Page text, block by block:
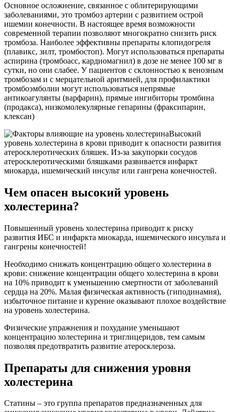
Основное осложнение, связанное с облитерирующими
заболеваниями, это тромбоз артерии с развитием острой
ишемии конечности. В настоящее время возможности
современной терапии позволяют многократно снизить риск
тромбоза. Наиболее эффективны препараты клопидогреля
(плавикс, зилт, тромбостоп). Могут использоваться препараты
аспирина (тромбоасс, кардиомагнил) в дозе не менее 100 мг в
сутки, но они слабее. У пациентов с склонностью к венозным
тромбозам и с мерцательной аритмией, для профилактики
тромбоэмболии могут использоваться непрямые
антикоагулянты (варфарин), прямые ингибиторы тромбина
(продакса), низкомолекулярные гепарины (фраксипарин,
клексан)
Высокий
уровень холестерина в крови приводит к опасности развития
атеросклеротических бляшек. Из-за закупорки сосудов
атеросклеротическими бляшками развивается инфаркт
миокарда, ишемический инсульт или гангрена конечностей.
Чем опасен высокий уровень
холестерина?
Повышенный уровень холестерина приводит к риску
развития ИБС и инфаркта миокарда, ишемического инсульта и
гангрены конечностей!
Необходимо снижать концентрацию общего холестерина в
крови: снижение концентрации общего холестерина в крови
на 10% приводит к уменьшению смертности от заболеваний
сердца на 20%. Малая физическая активность (гиподинамия),
избыточное питание и курение оказывают плохое воздействие
на уровень холестерина.
Физические упражнения и похудание уменьшают
концентрацию холестерина и триглицеридов, тем самым
позволяя предотвратить развитие атеросклероза.
Препараты для снижения уровня
холестерина
Статины – это группа препаратов предназначенных для